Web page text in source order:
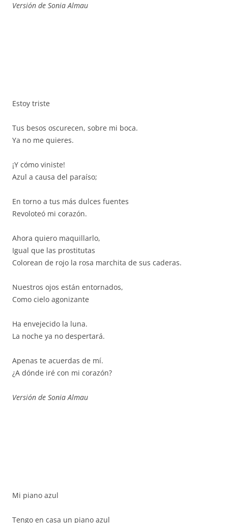
Versión de Sonia Almau
Estoy triste
Tus besos oscurecen, sobre mi boca.
Ya no me quieres.
¡Y cómo viniste!
Azul a causa del paraíso;
En torno a tus más dulces fuentes
Revoloteó mi corazón.
Ahora quiero maquillarlo,
Igual que las prostitutas
Colorean de rojo la rosa marchita de sus caderas.
Nuestros ojos están entornados,
Como cielo agonizante
Ha envejecido la luna.
La noche ya no despertará.
Apenas te acuerdas de mí.
¿A dónde iré con mi corazón?
Versión de Sonia Almau
Mi piano azul
Tengo en casa un piano azul